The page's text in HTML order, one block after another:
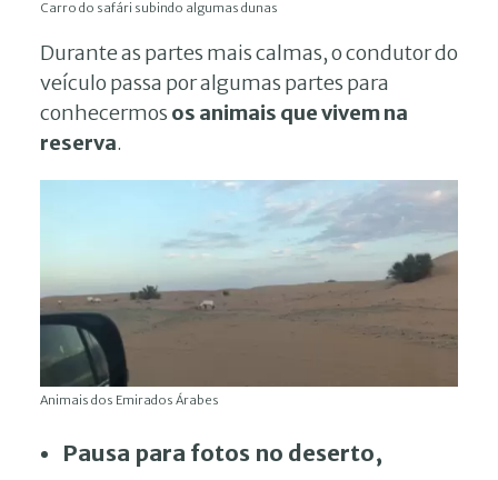
Carro do safári subindo algumas dunas
Durante as partes mais calmas, o condutor do
veículo passa por algumas partes para
conhecermos os animais que vivem na
reserva.
Animais dos Emirados Árabes
Pausa para fotos no deserto,